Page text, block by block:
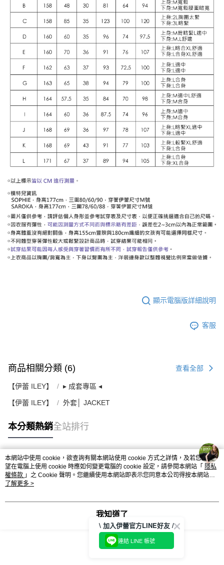
顯示電腦版詳細說明
客服
商品相關分類 (6) 查看全部
【伊蕾 ILEY】 ▸ 成套專區 ◂
【伊蕾 ILEY】 外套│ JACKET
本分類熱銷全站排行
熱門標籤
本網站中使用 cookie，欲查詢有關本網站使用 cookie 方式之詳情，及若您不希
望在電腦上使用 cookie 時應如何變更電腦的 cookie 設定，請參閱本網站「 隱私
權條款 」之 Cookie 聲明。您繼續使用本網站即表示您同意本公司得按本網站使
用條款之 Cookie 聲明使用 cookie。
了解更多 >
我知道了
\ 加入伊蕾官方LINE好友 /
連結 LINE 帳號